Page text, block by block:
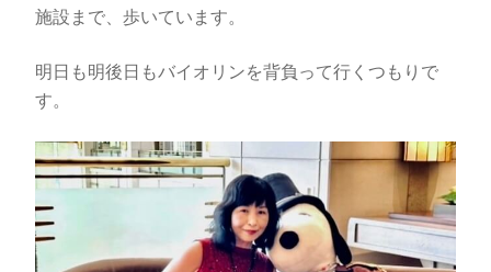
施設まで、歩いています。
明日も明後日もバイオリンを背負って行くつもりで
す。